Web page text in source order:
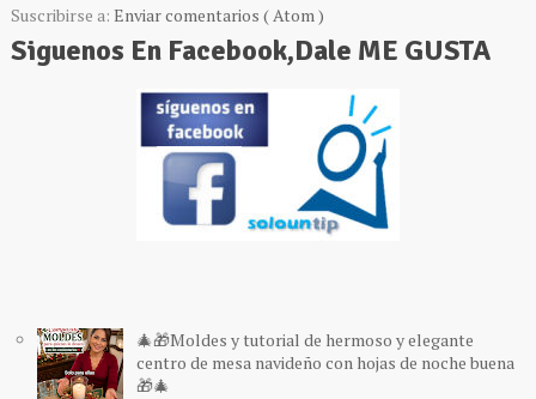
Suscribirse a: Enviar comentarios ( Atom )
Siguenos En Facebook,Dale ME GUSTA
🎄🎁Moldes y tutorial de hermoso y elegante
centro de mesa navideño con hojas de noche buena
🎁🎄